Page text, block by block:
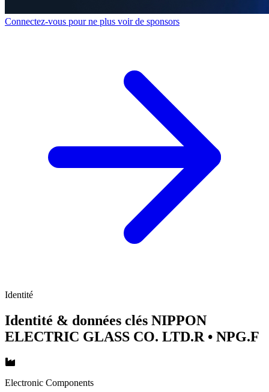
Connectez-vous pour ne plus voir de sponsors
Identité
Identité & données clés NIPPON
ELECTRIC GLASS CO. LTD.R • NPG.F
Electronic Components